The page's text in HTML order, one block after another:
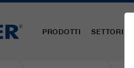
PRODOTTI SETTORI